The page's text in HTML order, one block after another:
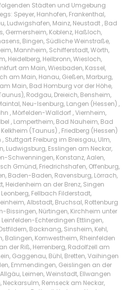
Städten und Umgebung
Speyer, Hanhofen, Frankenthal,
Ludwigshafen, Mainz, Neustadt , Bad
Germersheim, Koblenz, Haßloch,
Bingen, Südliche Weinstraße,
Mannheim, Schifferstadt, Wörth,
Heidelberg, Heilbronn, Wiesloch,
am Main, Wiesbaden, Kassel,
am Main, Hanau, Gießen, Marburg,
Main, Bad Homburg vor der Höhe,
Rodgau, Dreieich, Bensheim,
Neu-Isenburg, Langen (Hessen) ,
, Mörfelden-Walldorf , Viernheim,
, Lampertheim, Bad Nauheim, Bad
(Taunus) , Friedberg (Hessen)
Stuttgart Freiburg im Breisgau, Ulm,
Ludwigsburg, Esslingen am Neckar,
Schwenningen, Konstanz, Aalen,
Gmünd, Friedrichshafen, Offenburg,
Baden-Baden, Ravensburg, Lörrach,
Heidenheim an der Brenz, Singen
Fellbach Filderstadt,
Albstadt, Bruchsal, Rottenburg
Bissingen, Nürtingen, Kirchheim unter
Leinfelden-Echterdingen Ettlingen,
Backnang, Sinsheim, Kehl,
Balingen, Kornwestheim, Rheinfelden
der Riß, Herrenberg, Radolfzell am
Gaggenau, Bühl, Bretten, Vaihingen
Emmendingen, Geislingen an der
Leimen, Weinstadt, Ellwangen
Neckarsulm, Remseck am Neckar,